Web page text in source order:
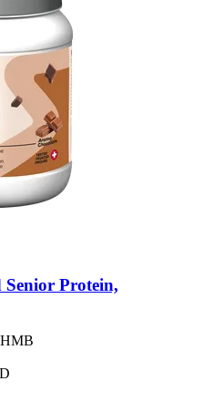
Senior Protein,